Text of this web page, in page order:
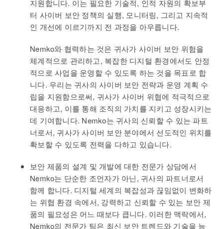
지원합니다. 이는 필요한 기술적, 인적 자원의 확보부
터 사이버 보안 정책의 실행, 모니터링, 그리고 지속적
인 개선에 이르기까지 전 과정을 아우릅니다.
Nemko와 협력하는 것은 귀사가 사이버 보안 위험을
체계적으로 관리하고, 복잡한 디지털 환경에서도 안정
적으로 사업을 운영할 수 있도록 하는 것을 목표로 합
니다. 우리는 귀사의 사이버 보안 전략과 운영 계획 수
립을 지원함으로써, 귀사가 사이버 위협에 적극적으로
대응하고, 이를 통해 조직의 가치를 지키고 성장시키는
데 기여합니다. Nemko는 귀사의 신뢰할 수 있는 파트
너로서, 귀사가 사이버 보안 분야에서 선도적인 위치를
확보할 수 있도록 전력을 다하고 있습니다.
보안 제품의 설계 및 개발에 대한 전문가 상담에서
Nemko는 단순한 조언자가 아닌, 귀사의 파트너로서
함께 합니다. 디지털 세계의 복잡성과 끊임없이 변화하
는 위협 환경 속에서, 강력하고 신뢰할 수 있는 보안 제
품의 필요성은 어느 때보다 큽니다. 이러한 맥락에서,
Nemko의 전문가 팀은 최신 보안 트렌드와 기술을 능